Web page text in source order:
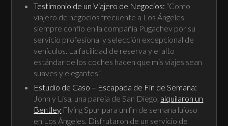
Testimonio de un Viajero de Negocios: “Como
viajero de negocios frecuente a Los Ángeles,
siempre confío en la compañía Pugachev por su
servicio profesional y selección excepcional de
vehículos. La facilidad de reserva y el alto
estándar de los coches hacen que mis viajes sean
suaves y elegantes.”
Estudio de Caso – Escapada de Fin de Semana:
John y Lisa, una pareja de San Diego, alquilaron un
Bentley Flying Spur para un fin de semana lujoso
en Los Ángeles. Disfrutaron de un servicio de